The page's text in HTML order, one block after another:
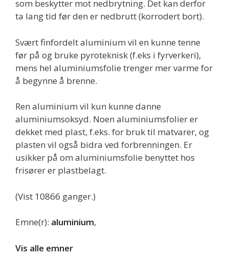
som beskytter mot nedbrytning. Det kan derfor
ta lang tid før den er nedbrutt (korrodert bort).
Svært finfordelt aluminium vil en kunne tenne
før på og bruke pyroteknisk (f.eks i fyrverkeri),
mens hel aluminiumsfolie trenger mer varme for
å begynne å brenne.
Ren aluminium vil kun kunne danne
aluminiumsoksyd. Noen aluminiumsfolier er
dekket med plast, f.eks. for bruk til matvarer, og
plasten vil også bidra ved forbrenningen. Er
usikker på om aluminiumsfolie benyttet hos
frisører er plastbelagt.
(Vist 10866 ganger.)
Emne(r): aluminium,
Vis alle emner